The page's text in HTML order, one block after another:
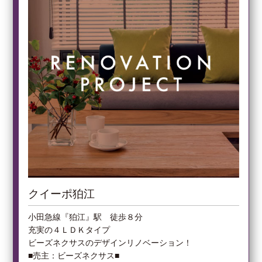
クイーポ狛江
小田急線『狛江』駅 徒歩８分
充実の４ＬＤＫタイプ
ビーズネクサスのデザインリノベーション！
■売主：ビーズネクサス■